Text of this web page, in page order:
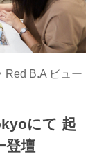
Red B.A ビュー
にて 起
登壇